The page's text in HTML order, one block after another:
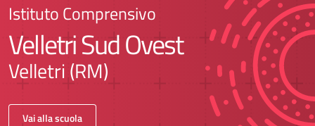
Istituto Comprensivo
Velletri Sud Ovest
Velletri (RM)
Vai alla scuola